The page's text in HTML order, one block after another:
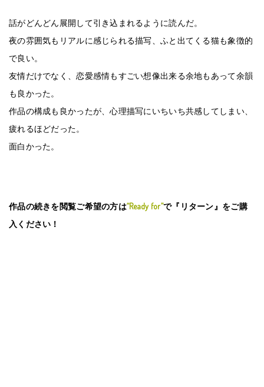
話がどんどん展開して引き込まれるように読んだ。
夜の雰囲気もリアルに感じられる描写、ふと出てくる猫も象徴的
で良い。
友情だけでなく、恋愛感情もすごい想像出来る余地もあって余韻
も良かった。
作品の構成も良かったが、心理描写にいちいち共感してしまい、
疲れるほどだった。
面白かった。
作品の続きを閲覧ご希望の方は“Ready for”で『リターン』をご購
入ください！